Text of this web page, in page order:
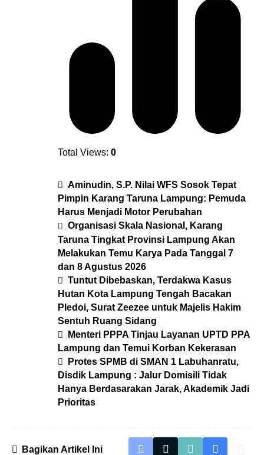
Total Views: 0
Aminudin, S.P. Nilai WFS Sosok Tepat
Pimpin Karang Taruna Lampung: Pemuda
Harus Menjadi Motor Perubahan
Organisasi Skala Nasional, Karang
Taruna Tingkat Provinsi Lampung Akan
Melakukan Temu Karya Pada Tanggal 7
dan 8 Agustus 2026
Tuntut Dibebaskan, Terdakwa Kasus
Hutan Kota Lampung Tengah Bacakan
Pledoi, Surat Zeezee untuk Majelis Hakim
Sentuh Ruang Sidang
Menteri PPPA Tinjau Layanan UPTD PPA
Lampung dan Temui Korban Kekerasan
Protes SPMB di SMAN 1 Labuhanratu,
Disdik Lampung : Jalur Domisili Tidak
Hanya Berdasarakan Jarak, Akademik Jadi
Prioritas
Bagikan Artikel Ini